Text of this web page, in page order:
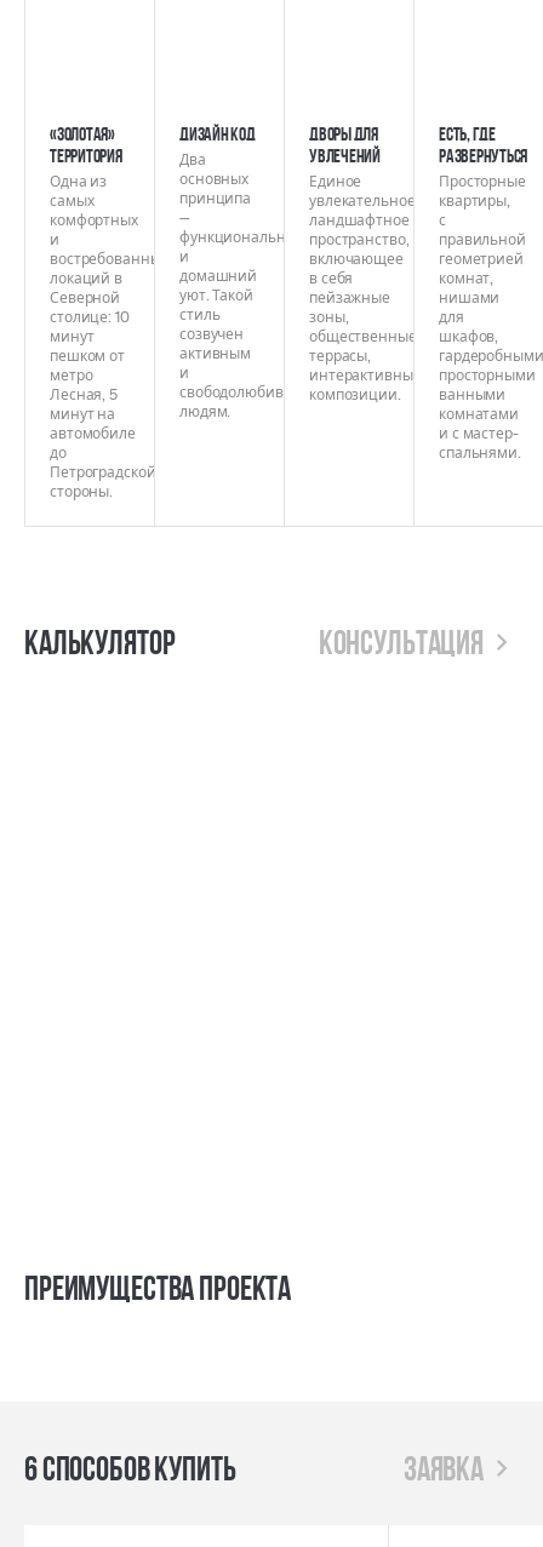
«Золотая»
территория
Одна из
самых
комфортных
и
востребованных
локаций в
Северной
столице: 10
минут
пешком от
метро
Лесная, 5
минут на
автомобиле
до
Петроградской
стороны.
Дизайн код
Два
основных
принципа
—
функциональность
и
домашний
уют. Такой
стиль
созвучен
активным
и
свободолюбивым
людям.
Дворы для
увлечений
Единое
увлекательное
ландшафтное
пространство,
включающее
в себя
пейзажные
зоны,
общественные
террасы,
интерактивные
композиции.
Есть, где
развернуться
Просторные
квартиры,
с
правильной
геометрией
комнат,
нишами
для
шкафов,
просторными
ванными
комнатами
и с мастер-
спальнями.
Калькулятор Консультация
Преимущества проекта
6 способов купить заявка